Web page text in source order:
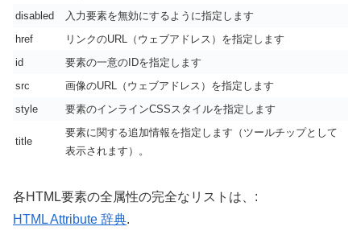
disabled
入力要素を無効にするように指定します
href
リンクのURL（ウェブアドレス）を指定します
id
要素の一意のIDを指定します
src
画像のURL（ウェブアドレス）を指定します
style
要素のインラインCSSスタイルを指定します
title
要素に関する追加情報を指定します（ツールチップとして
表示されます）。
各HTML要素の全属性の完全なリストは、:
HTML Attribute 辞典.